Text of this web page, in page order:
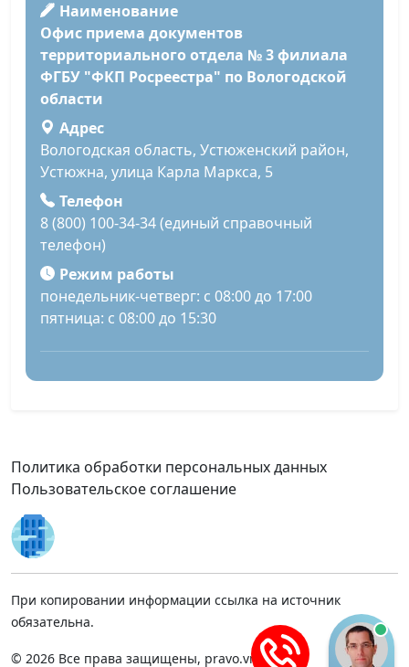
Наименование
Офис приема документов
территориального отдела № 3 филиала
ФГБУ "ФКП Росреестра" по Вологодской
области
Адрес
Вологодская область, Устюженский район,
Устюжна, улица Карла Маркса, 5
Телефон
8 (800) 100-34-34 (единый справочный
телефон)
Режим работы
понедельник-четверг: с 08:00 до 17:00
пятница: с 08:00 до 15:30
Политика обработки персональных данных
Пользовательское соглашение
При копировании информации ссылка на источник
обязательна.
© 2026 Все права защищены, pravo.vnmsk.ru.